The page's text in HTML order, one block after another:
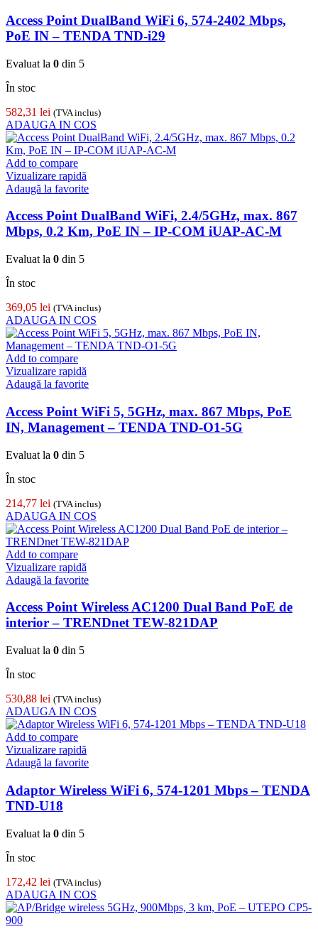
Access Point DualBand WiFi 6, 574-2402 Mbps,
PoE IN – TENDA TND-i29
Evaluat la 0 din 5
În stoc
582,31 lei (TVA inclus)
ADAUGA IN COS
Add to compare
Vizualizare rapidă
Adaugă la favorite
Access Point DualBand WiFi, 2.4/5GHz, max. 867
Mbps, 0.2 Km, PoE IN – IP-COM iUAP-AC-M
Evaluat la 0 din 5
În stoc
369,05 lei (TVA inclus)
ADAUGA IN COS
Add to compare
Vizualizare rapidă
Adaugă la favorite
Access Point WiFi 5, 5GHz, max. 867 Mbps, PoE
IN, Management – TENDA TND-O1-5G
Evaluat la 0 din 5
În stoc
214,77 lei (TVA inclus)
ADAUGA IN COS
Add to compare
Vizualizare rapidă
Adaugă la favorite
Access Point Wireless AC1200 Dual Band PoE de
interior – TRENDnet TEW-821DAP
Evaluat la 0 din 5
În stoc
530,88 lei (TVA inclus)
ADAUGA IN COS
Add to compare
Vizualizare rapidă
Adaugă la favorite
Adaptor Wireless WiFi 6, 574-1201 Mbps – TENDA
TND-U18
Evaluat la 0 din 5
În stoc
172,42 lei (TVA inclus)
ADAUGA IN COS